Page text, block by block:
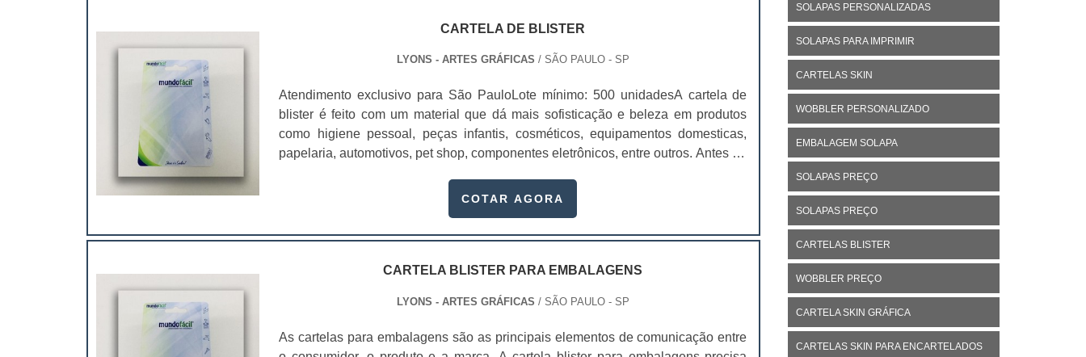
CARTELA DE BLISTER
LYONS - ARTES GRÁFICAS / SÃO PAULO - SP
Atendimento exclusivo para São PauloLote mínimo: 500 unidadesA cartela de
blister é feito com um material que dá mais sofisticação e beleza em produtos
como higiene pessoal, peças infantis, cosméticos, equipamentos domesticas,
papelaria, automotivos, pet shop, componentes eletrônicos, entre outros. Antes de
garanta qualidade na produção das embalagens.Essas car...
COTAR AGORA
CARTELA BLISTER PARA EMBALAGENS
LYONS - ARTES GRÁFICAS / SÃO PAULO - SP
As cartelas para embalagens são as principais elementos de comunicação entre
SOLAPAS PERSONALIZADAS
SOLAPAS PARA IMPRIMIR
CARTELAS SKIN
WOBBLER PERSONALIZADO
EMBALAGEM SOLAPA
SOLAPAS PREÇO
SOLAPAS PREÇO
CARTELAS BLISTER
WOBBLER PREÇO
CARTELA SKIN GRÁFICA
CARTELAS SKIN PARA ENCARTELADOS